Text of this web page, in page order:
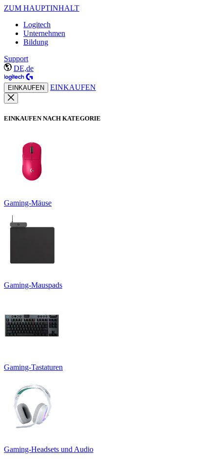
ZUM HAUPTINHALT
Logitech
Unternehmen
Bildung
Support
DE,de
EINKAUFEN EINKAUFEN
EINKAUFEN NACH KATEGORIE
Gaming-Mäuse
Gaming-Mauspads
Gaming-Tastaturen
Gaming-Headsets und Audio